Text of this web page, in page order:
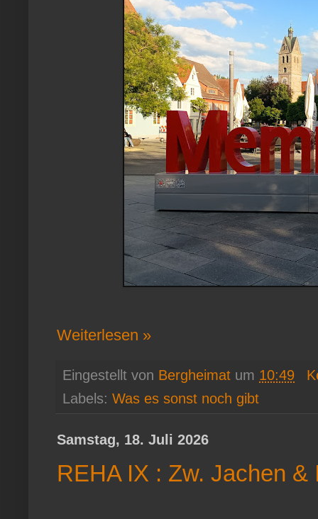
Weiterlesen »
Eingestellt von Bergheimat um 10:49
Labels: Was es sonst noch gibt
Samstag, 18. Juli 2026
REHA IX : Zw. Jachen